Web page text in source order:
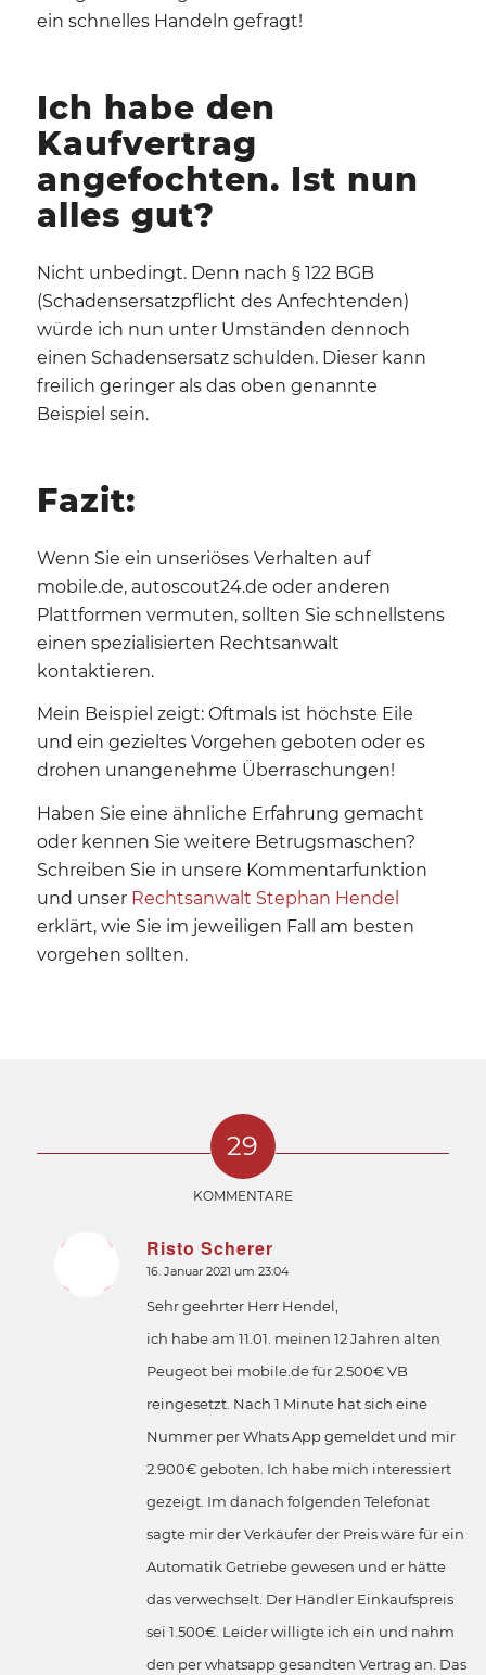
ein schnelles Handeln gefragt!
Ich habe den
Kaufvertrag
angefochten. Ist nun
alles gut?
Nicht unbedingt. Denn nach § 122 BGB
(Schadensersatzpflicht des Anfechtenden)
würde ich nun unter Umständen dennoch
einen Schadensersatz schulden. Dieser kann
freilich geringer als das oben genannte
Beispiel sein.
Fazit:
Wenn Sie ein unseriöses Verhalten auf
mobile.de, autoscout24.de oder anderen
Plattformen vermuten, sollten Sie schnellstens
einen spezialisierten Rechtsanwalt
kontaktieren.
Mein Beispiel zeigt: Oftmals ist höchste Eile
und ein gezieltes Vorgehen geboten oder es
drohen unangenehme Überraschungen!
Haben Sie eine ähnliche Erfahrung gemacht
oder kennen Sie weitere Betrugsmaschen?
Schreiben Sie in unsere Kommentarfunktion
und unser Rechtsanwalt Stephan Hendel
erklärt, wie Sie im jeweiligen Fall am besten
vorgehen sollten.
29
KOMMENTARE
Risto Scherer
sagte:
16. Januar 2021 um 23:04
Sehr geehrter Herr Hendel,
ich habe am 11.01. meinen 12 Jahren alten
Peugeot bei mobile.de für 2.500€ VB
reingesetzt. Nach 1 Minute hat sich eine
Nummer per Whats App gemeldet und mir
2.900€ geboten. Ich habe mich interessiert
gezeigt. Im danach folgenden Telefonat
sagte mir der Verkäufer der Preis wäre für ein
Automatik Getriebe gewesen und er hätte
das verwechselt. Der Händler Einkaufspreis
sei 1.500€. Leider willigte ich ein und nahm
den per whatsapp gesandten Vertrag an. Das